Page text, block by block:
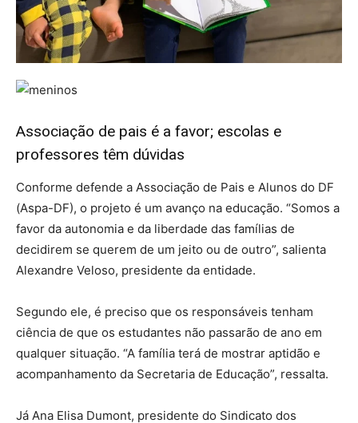
Associação de pais é a favor; escolas e
professores têm dúvidas
Conforme defende a Associação de Pais e Alunos do DF
(Aspa-DF), o projeto é um avanço na educação. “Somos a
favor da autonomia e da liberdade das famílias de
decidirem se querem de um jeito ou de outro”, salienta
Alexandre Veloso, presidente da entidade.
Segundo ele, é preciso que os responsáveis tenham
ciência de que os estudantes não passarão de ano em
qualquer situação. “A família terá de mostrar aptidão e
acompanhamento da Secretaria de Educação”, ressalta.
Já Ana Elisa Dumont, presidente do Sindicato dos